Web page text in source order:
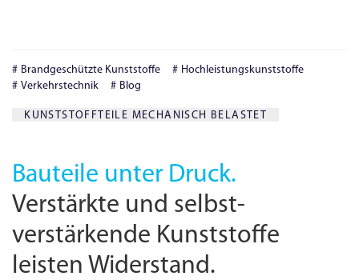
Brandgeschützte Kunststoffe
Hochleistungskunststoffe
Verkehrstechnik
Blog
KUNSTSTOFFTEILE MECHANISCH BELASTET
Bauteile unter Druck.
Verstärkte und selbst­
verstärkende Kunststoffe
leisten Widerstand.